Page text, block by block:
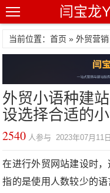
闫宝龙
当前位置：首页 »外贸营销
外贸小语种建
设选择合适的小
2540 人参与 2023年07月11
在进行外贸网站建设时
指的是使用人数较少的